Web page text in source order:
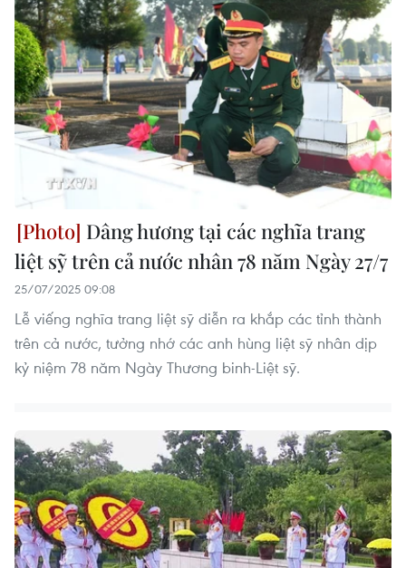
Dâng hương tại các nghĩa trang
liệt sỹ trên cả nước nhân 78 năm Ngày 27/7
25/07/2025 09:08
Lễ viếng nghĩa trang liệt sỹ diễn ra khắp các tỉnh thành
trên cả nước, tưởng nhớ các anh hùng liệt sỹ nhân dịp
kỷ niệm 78 năm Ngày Thương binh-Liệt sỹ.